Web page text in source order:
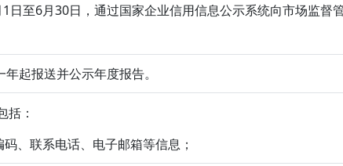
日至6月30日，通过国家企业信用信息公示系统向市场监督
起报送并公示年度报告。
括：
、联系电话、电子邮箱等信息；